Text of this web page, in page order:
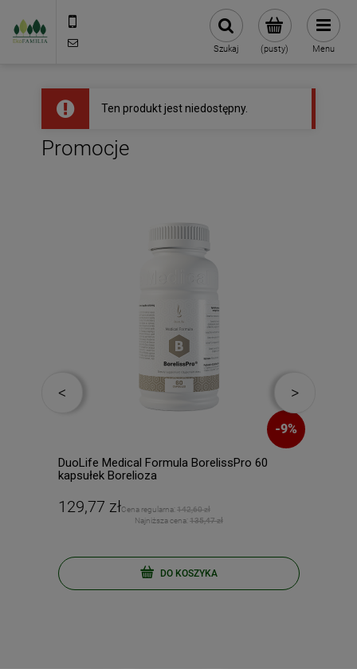
(pusty)
Szukaj Menu
Ten produkt jest niedostępny.
Promocje
-9%
DuoLife Medical Formula BorelissPro 60
kapsułek Borelioza
129,77 złCena regularna: 142,60 zł
Najniższa cena: 135,47 zł
DO KOSZYKA